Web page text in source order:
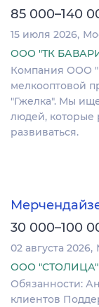
85 000–140
15 июля 2026
ООО "ТК
Компания ООО
мелкооптовой
"Гжелка". Мы
людей, которые
развиваться.
30 000–100
02 августа 2026
ООО "СТОЛИЦА"
Обязанности:
клиентов